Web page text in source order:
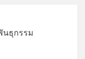
นธุกรรม